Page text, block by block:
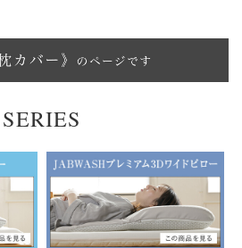
SERIES